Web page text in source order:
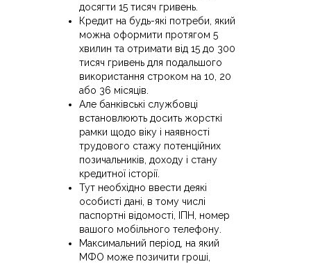
досягти 15 тисяч гривень.
Кредит на будь-які потреби, який
можна оформити протягом 5
хвилин та отримати від 15 до 300
тисяч гривень для подальшого
використання строком на 10, 20
або 36 місяців.
Але банківські службовці
встановлюють досить жорсткі
рамки щодо віку і наявності
трудового стажу потенційних
позичальників, доходу і стану
кредитної історії.
Тут необхідно ввести деякі
особисті дані, в тому числі
паспортні відомості, ІПН, номер
вашого мобільного телефону.
Максимальний період, на який
МФО може позичити гроші,